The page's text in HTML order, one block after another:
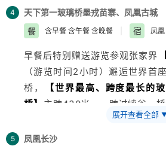
——【金鞭溪】（60分钟游览）
谷”金鞭溪；金鞭溪以峰称奇，以
地而起，金鞭岩、神鹰护鞭、西游
异，享受最清新的鸟语花香，潺
店。
特别赠送：三下锅（张家界的特
锅：“土司兵出征前以麻、辣、烫
“合菜”，又名“三下锅）舌尖上的
4 天下第一玻璃桥墨戎苗寨、凤凰古城
餐
含早餐 含午餐 含晚餐 宿 凤凰
早餐后特别赠送游览参观张家界
（游览时间2小时）邂逅世界首
桥，
【世界最高、跨度最长的
桥】
主跨430米，一跨过峡谷，
谷底相对高度约300米！全透明玻
玻璃人行桥，世界最高蹦极台，世
展开查看全部
5 凤凰长沙